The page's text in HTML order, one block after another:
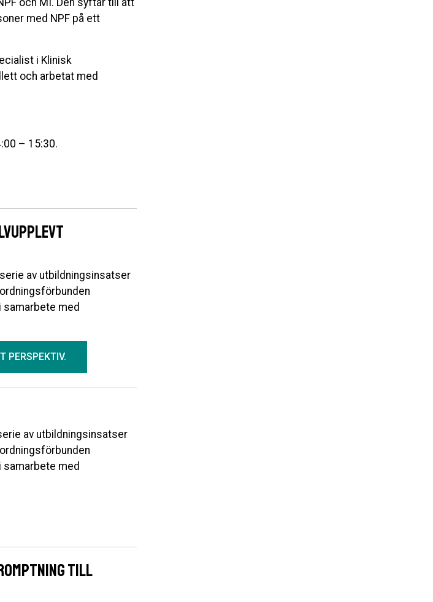
och MI. Den syftar till att
med NPF på ett
i Klinisk
och arbetat med
– 15:30.
av utbildningsinsatser
samarbete med
PERSPEKTIV.
av utbildningsinsatser
samarbete med
till